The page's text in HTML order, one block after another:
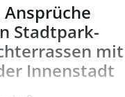
Stadtpark-
mit
Innenstadt